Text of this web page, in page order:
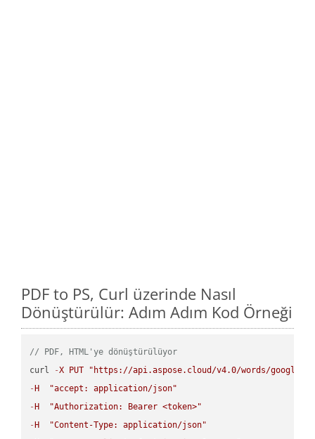
PDF to PS, Curl üzerinde Nasıl
Dönüştürülür: Adım Adım Kod Örneği
// PDF, HTML'ye dönüştürülüyor
curl
-X PUT
"https://api.aspose.cloud/v4.0/words/
- H
"accept: application/json"
- H
"Authorization: Bearer <token>"
- H
"Content-Type: application/json"